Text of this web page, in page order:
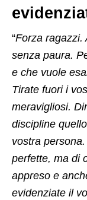
“Forza ragazzi.
senza paura.
e che vuole
Tirate fuori i
meravigliosi.
discipline
vostra
perfette, ma di
appreso e
evidenziate il